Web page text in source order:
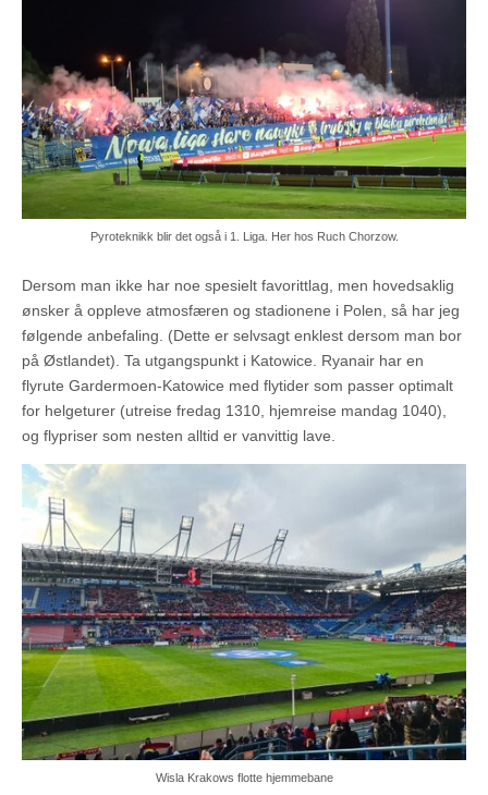
Pyroteknikk blir det også i 1. Liga. Her hos Ruch Chorzow.
Dersom man ikke har noe spesielt favorittlag, men hovedsaklig
ønsker å oppleve atmosfæren og stadionene i Polen, så har jeg
følgende anbefaling. (Dette er selvsagt enklest dersom man bor
på Østlandet). Ta utgangspunkt i Katowice. Ryanair har en
flyrute Gardermoen-Katowice med flytider som passer optimalt
for helgeturer (utreise fredag 1310, hjemreise mandag 1040),
og flypriser som nesten alltid er vanvittig lave.
Wisla Krakows flotte hjemmebane